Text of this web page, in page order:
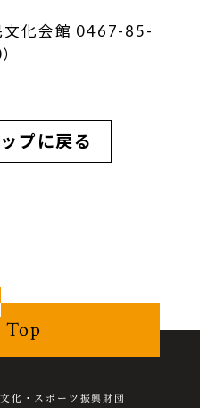
文化会館 0467-85-
プに戻る
Top
化・スポーツ振興財団